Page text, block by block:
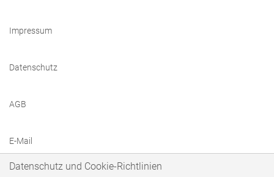
Impressum
Datenschutz
AGB
E-Mail
Datenschutz und Cookie-Richtlinien